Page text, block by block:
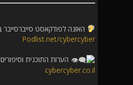
האזנה לפודקאסט סייברסייבר
Podlist.net/cybercyber
הערות התוכנית
cybercyber.co.il